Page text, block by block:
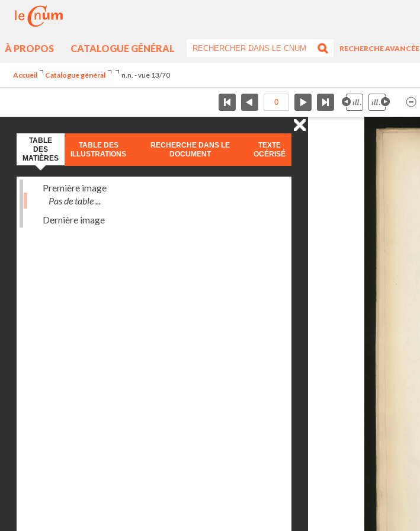
À PROPOS CATALOGUE GÉNÉRAL
RECHERCHE AVANCÉE
Accueil Catalogue général n.n. - vue 13/70
TABLE
DES
MATIÈRES
TABLE DES
ILLUSTRATIONS
RECHERCHE DANS LE
DOCUMENT
TEXTE
OCÉRISÉ
Première image
Pas de table ...
Dernière image